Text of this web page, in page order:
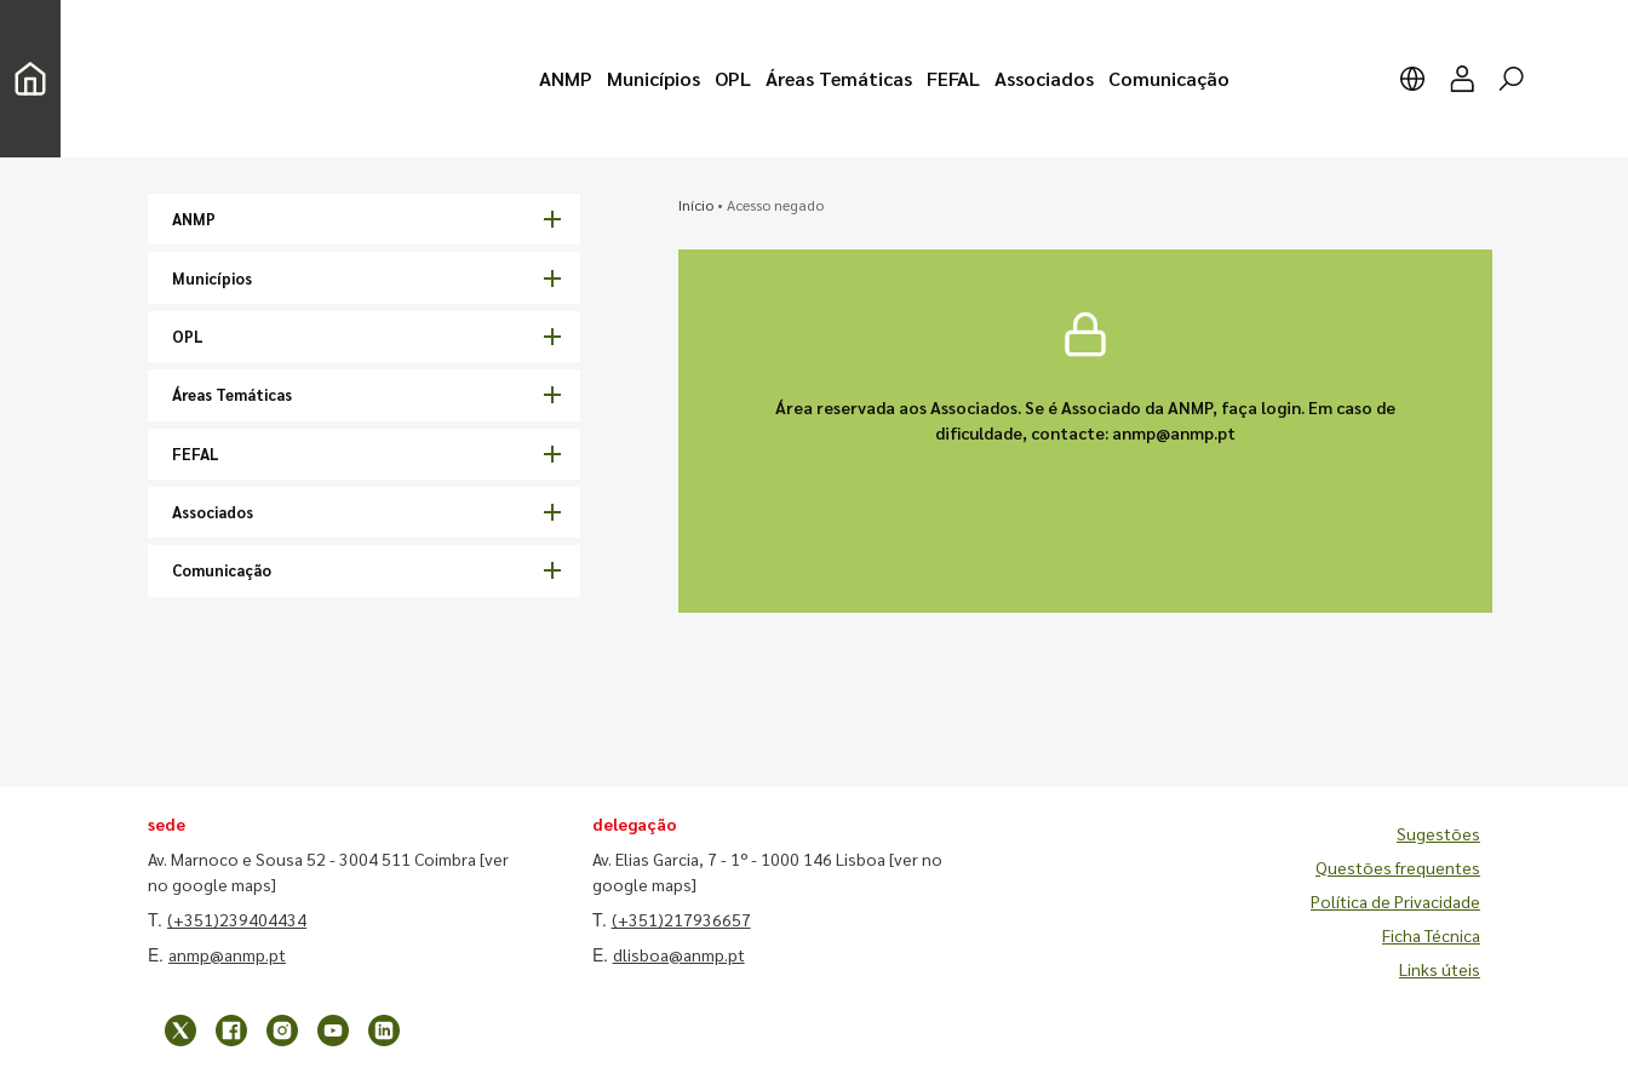
ANMP Municípios OPL Áreas Temáticas FEFAL Associados Comunicação
ANMP
Municípios
OPL
Áreas Temáticas
FEFAL
Associados
Comunicação
Início• Acesso negado
Área reservada aos Associados. Se é Associado da ANMP, faça login. Em caso de
dificuldade, contacte: anmp@anmp.pt
sede
Av. Marnoco e Sousa 52 - 3004 511 Coimbra [ver
no google maps]
T. (+351)239404434
E. anmp@anmp.pt
delegação
Av. Elias Garcia, 7 - 1º - 1000 146 Lisboa [ver no
google maps]
T. (+351)217936657
E. dlisboa@anmp.pt
Sugestões
Questões frequentes
Política de Privacidade
Ficha Técnica
Links úteis